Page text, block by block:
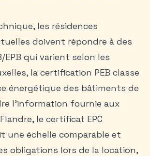
les résidences
doivent répondre à des
EPB qui varient selon les
la certification PEB classe
énergétique des bâtiments de
l’information fournie aux
le certificat EPC
une échelle comparable et
obligations lors de la location,